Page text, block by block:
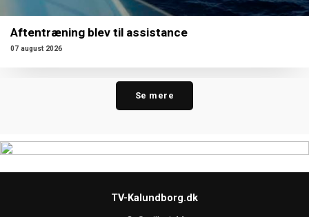
Aftentræning blev til assistance
07 august 2026
Se mere
TV-Kalundborg.dk